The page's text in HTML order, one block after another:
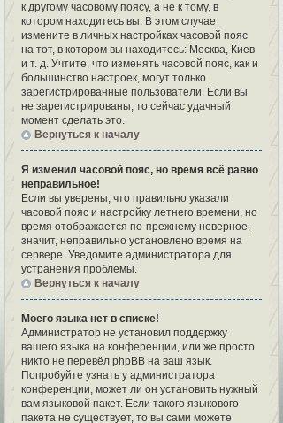
к другому часовому поясу, а не к тому, в
котором находитесь вы. В этом случае
измените в личных настройках часовой пояс
на тот, в котором вы находитесь: Москва, Киев
и т. д. Учтите, что изменять часовой пояс, как и
большинство настроек, могут только
зарегистрированные пользователи. Если вы
не зарегистрированы, то сейчас удачный
момент сделать это.
Вернуться к началу
Я изменил часовой пояс, но время всё равно
неправильное!
Если вы уверены, что правильно указали
часовой пояс и настройку летнего времени, но
время отображается по-прежнему неверное,
значит, неправильно установлено время на
сервере. Уведомите администратора для
устранения проблемы.
Вернуться к началу
Моего языка нет в списке!
Администратор не установил поддержку
вашего языка на конференции, или же просто
никто не перевёл phpBB на ваш язык.
Попробуйте узнать у администратора
конференции, может ли он установить нужный
вам языковой пакет. Если такого языкового
пакета не существует, то вы сами можете